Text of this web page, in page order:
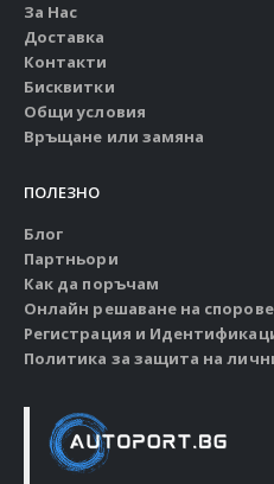
За Нас
Доставка
Контакти
Бисквитки
Общи условия
Връщане или замяна
ПОЛЕЗНО
Блог
Партньори
Как да поръчам
Онлайн решаване на спорове
Регистрация и
Политика за защита на